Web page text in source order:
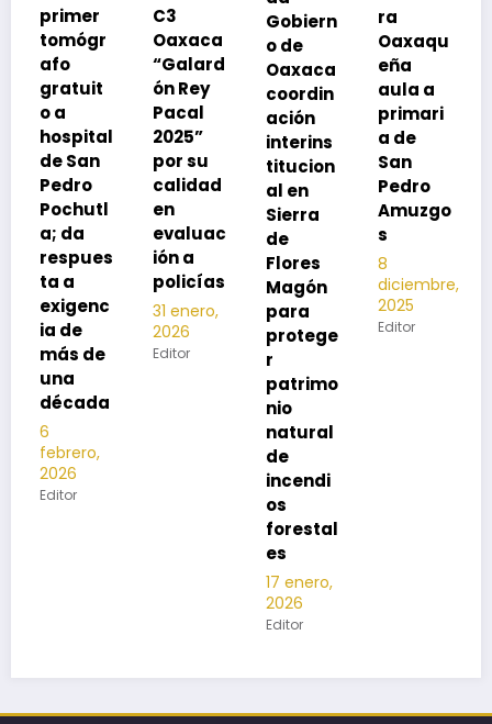
C3
Oaxaca
“Galard
ón Rey
Pacal
2025”
por su
calidad
en
evaluac
ión a
policías
31 enero,
2026
Editor
Gobiern
o de
Oaxaca
coordin
ación
interins
titucion
al en
Sierra
de
Flores
Magón
para
protege
r
ra
Oaxaqu
eña
aula a
primari
a de
San
Pedro
Amuzgo
s
8
diciembre,
2025
Editor
vacuna
rse de
neumoc
oco
para
preveni
r la
neumon
ía
13
noviembre,
2025
Editor